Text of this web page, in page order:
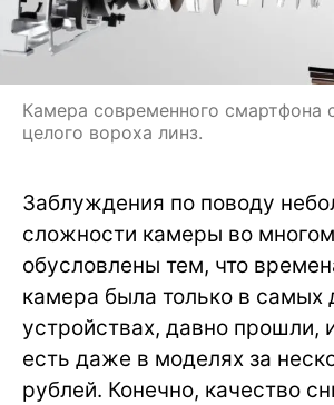
Камера современного смартфона
целого вороха линз.
Заблуждения по поводу
сложности камеры во многом
обусловлены тем, что
камера была только в самых
устройствах, давно прошли,
есть даже в моделях за
рублей. Конечно, качество